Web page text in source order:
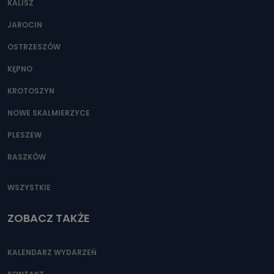
Można to zrobić pod numerem telefonu 62 735-51-05 lub
KALISZ
JAROCIN
OSTRZESZÓW
KĘPNO
KROTOSZYN
NOWE SKALMIERZYCE
PLESZEW
RASZKÓW
WSZYSTKIE
ZOBACZ TAKŻE
KALENDARZ WYDARZEŃ